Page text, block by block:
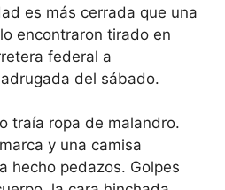
es más cerrada que una
encontraron tirado en
federal a
del sábado.
traía ropa de malandro.
y una camisa
hecho pedazos. Golpes